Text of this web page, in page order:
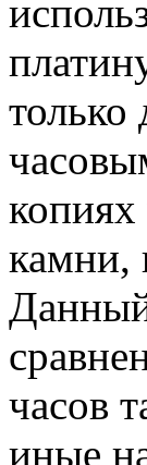
камни,
часов
иные